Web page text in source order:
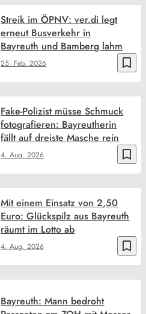
bookmark_border
25. Feb. 2026
Streik im ÖPNV: ver.di legt
erneut Busverkehr in
Bayreuth und Bamberg lahm
bookmark_border
4. Aug. 2026
Fake-Polizist müsse Schmuck
fotografieren: Bayreutherin
fällt auf dreiste Masche rein
bookmark_border
4. Aug. 2026
Mit einem Einsatz von 2,50
Euro: Glückspilz aus Bayreuth
räumt im Lotto ab
Bayreuth: Mann bedroht